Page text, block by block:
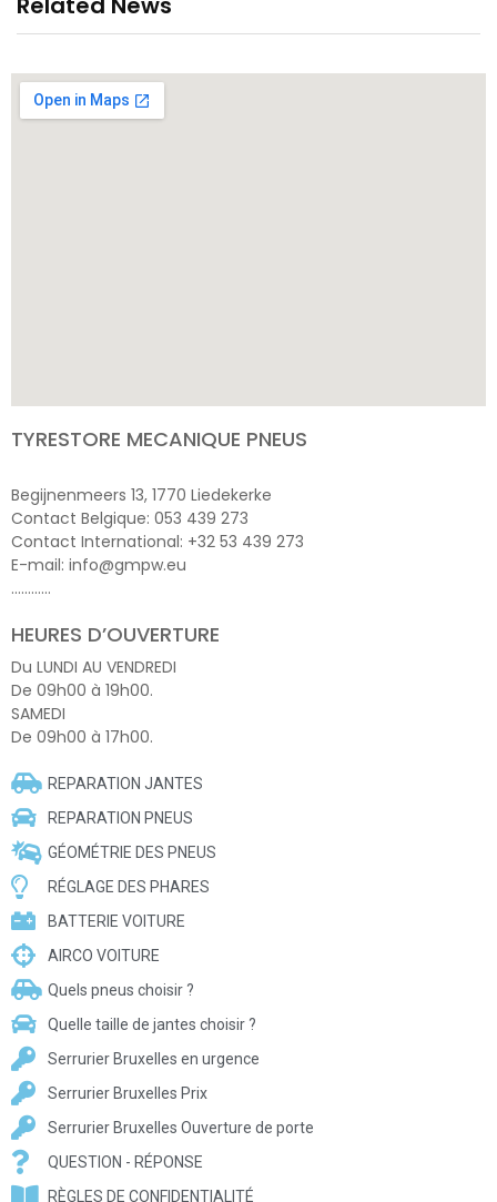
TYRESTORE MECANIQUE PNEUS
Begijnenmeers 13, 1770 Liedekerke
Contact Belgique: 053 439 273
Contact International: +32 53 439 273
E-mail: info@gmpw.eu
…………
HEURES D’OUVERTURE
Du LUNDI AU VENDREDI
De 09h00 à 19h00.
SAMEDI
De 09h00 à 17h00.
REPARATION JANTES
REPARATION PNEUS
GÉOMÉTRIE DES PNEUS
RÉGLAGE DES PHARES
BATTERIE VOITURE
AIRCO VOITURE
Quels pneus choisir ?
Quelle taille de jantes choisir ?
Serrurier Bruxelles en urgence
Serrurier Bruxelles Prix
Serrurier Bruxelles Ouverture de porte
QUESTION - RÉPONSE
RÈGLES DE CONFIDENTIALITÉ